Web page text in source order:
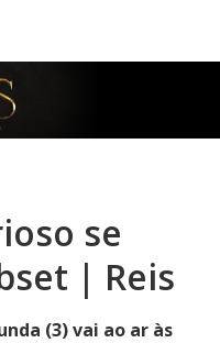
se
| Reis
(3) vai ao ar às